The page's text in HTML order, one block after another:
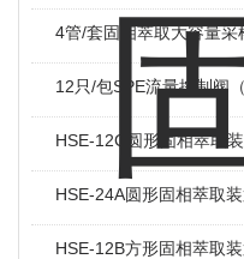
4管/套固相萃取大容量采
12只/包SPE流量控制阀
HSE-12C圆形固相萃取
HSE-24A圆形固相萃取
HSE-12B方形固相萃取